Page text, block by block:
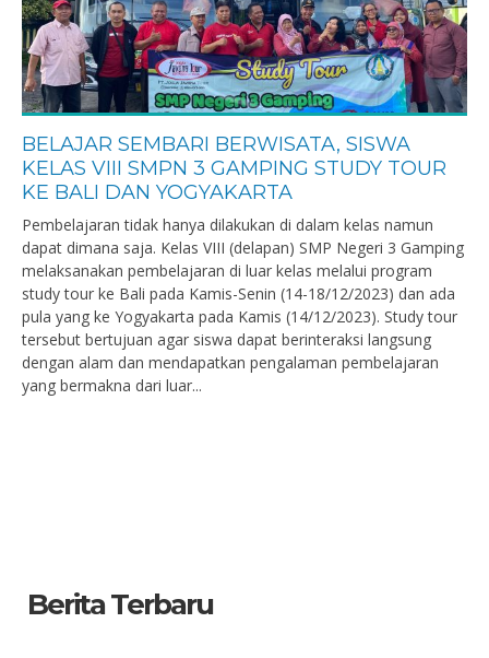
BELAJAR SEMBARI BERWISATA, SISWA
KELAS VIII SMPN 3 GAMPING STUDY TOUR
KE BALI DAN YOGYAKARTA
Pembelajaran tidak hanya dilakukan di dalam kelas namun
dapat dimana saja. Kelas VIII (delapan) SMP Negeri 3 Gamping
melaksanakan pembelajaran di luar kelas melalui program
study tour ke Bali pada Kamis-Senin (14-18/12/2023) dan ada
pula yang ke Yogyakarta pada Kamis (14/12/2023). Study tour
tersebut bertujuan agar siswa dapat berinteraksi langsung
dengan alam dan mendapatkan pengalaman pembelajaran
yang bermakna dari luar...
Berita Terbaru